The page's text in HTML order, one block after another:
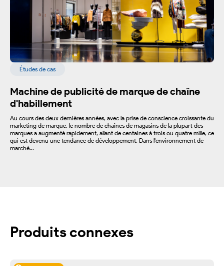
Études de cas
Machine de publicité de marque de chaîne
d'habillement
Au cours des deux dernières années, avec la prise de conscience croissante du
marketing de marque, le nombre de chaînes de magasins de la plupart des
marques a augmenté rapidement, allant de centaines à trois ou quatre mille, ce
qui est devenu une tendance de développement. Dans l'environnement de
marché...
Produits connexes